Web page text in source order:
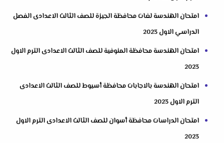
امتحان الهندسة لغات محافظة الجيزة للصف الثالث الاعدادى الفصل
الدراسي الاول 2023
امتحان الهندسة محافظة المنوفية للصف الثالث الاعدادى الترم الاول
2023
امتحان الهندسة بالاجابات محافظة أسيوط للصف الثالث الاعدادى
الترم الاول 2023
امتحان الدراسات محافظة أسوان للصف الثالث الاعدادى الترم الاول
2023